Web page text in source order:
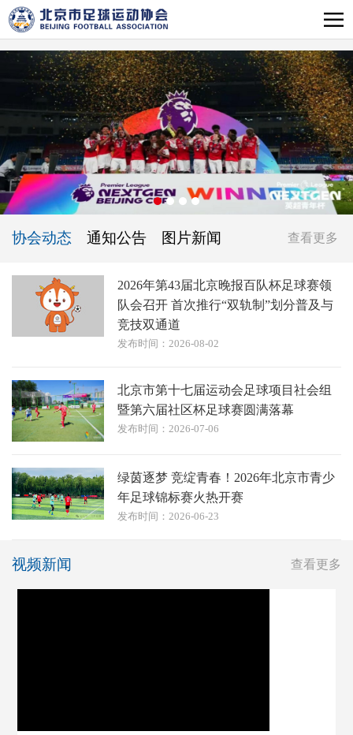
协会动态 通知公告 图片新闻 查看更多
2026年第43届北京晚报百队杯足球赛领
队会召开 首次推行“双轨制”划分普及与
竞技双通道
发布时间：2026-08-02
北京市第十七届运动会足球项目社会组
暨第六届社区杯足球赛圆满落幕
发布时间：2026-07-06
绿茵逐梦 竞绽青春！2026年北京市青少
年足球锦标赛火热开赛
发布时间：2026-06-23
视频新闻 查看更多